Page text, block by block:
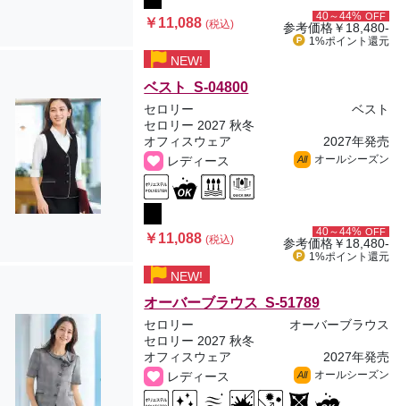
￥11,088(税込)
40～44% OFF
参考価格￥18,480-
1%ポイント 還元
NEW!
ベスト S-04800
セロリー
ベスト
セロリー 2027 秋冬
オフィスウェア
2027年発売
レディース
All オールシーズン
￥11,088(税込)
40～44% OFF
参考価格￥18,480-
1%ポイント 還元
NEW!
オーバーブラウス S-51789
セロリー
オーバーブラウス
セロリー 2027 秋冬
オフィスウェア
2027年発売
レディース
All オールシーズン